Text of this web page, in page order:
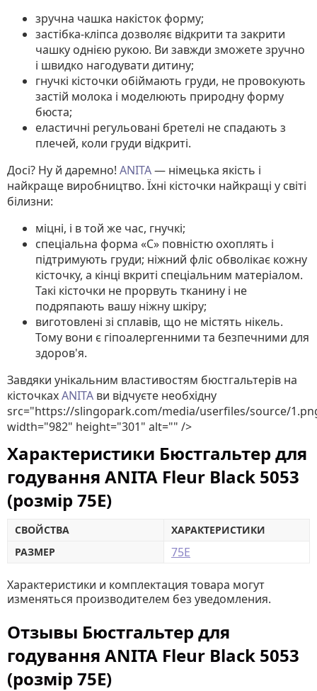
зручна чашка накісток форму;
застібка-кліпса дозволяє відкрити та закрити
чашку однією рукою. Ви завжди зможете зручно
і швидко нагодувати дитину;
гнучкі кісточки обіймають груди, не провокують
застій молока і моделюють природну форму
бюста;
еластичні регульовані бретелі не спадають з
плечей, коли груди відкриті.
Досі? Ну й даремно! ANITA— німецька якість і
найкраще виробництво. Їхні кісточки найкращі у світі
білизни:
міцні, і в той же час, гнучкі;
спеціальна форма «С» повністю охоплять і
підтримують груди; ніжний фліс обволікає кожну
кісточку, а кінці вкриті спеціальним матеріалом.
Такі кісточки не прорвуть тканину і не
подряпають вашу ніжну шкіру;
виготовлені зі сплавів, що не містять нікель.
Тому вони є гіпоалергенними та безпечними для
здоров'я.
Завдяки унікальним властивостям бюстгальтерів на
кісточкахANITA ви відчуєте необхідну
src="https://slingopark.com/media/userfiles/source/
width="982" height="301" alt="" />
Характеристики Бюстгальтер для
годування ANITA Fleur Black 5053
(розмір 75E)
СВОЙСТВА
ХАРАКТЕРИСТИКИ
РАЗМЕР
75E
Характеристики и комплектация товара могут
изменяться производителем без уведомления.
Отзывы Бюстгальтер для
годування ANITA Fleur Black 5053
(розмір 75E)